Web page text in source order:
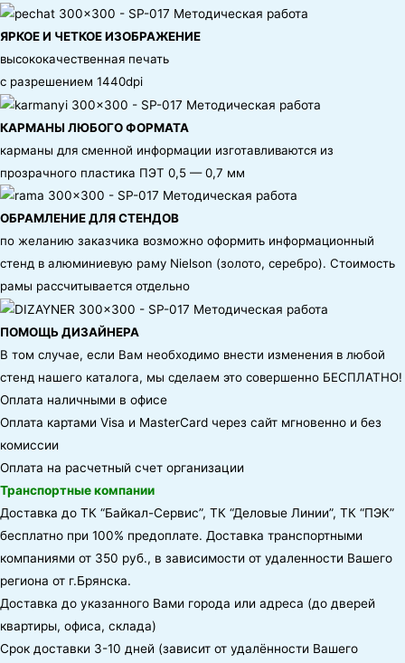
ЯРКОЕ И ЧЕТКОЕ ИЗОБРАЖЕНИЕ
высококачественная печать
с разрешением 1440dpi
КАРМАНЫ ЛЮБОГО ФОРМАТА
карманы для сменной информации изготавливаются из
прозрачного пластика ПЭТ 0,5 — 0,7 мм
ОБРАМЛЕНИЕ ДЛЯ СТЕНДОВ
по желанию заказчика возможно оформить информационный
стенд в алюминиевую раму Nielson (золото, серебро). Стоимость
рамы рассчитывается отдельно
ПОМОЩЬ ДИЗАЙНЕРА
В том случае, если Вам необходимо внести изменения в любой
стенд нашего каталога, мы сделаем это совершенно БЕСПЛАТНО!
Оплата наличными в офисе
Оплата картами Visa и MasterCard через сайт мгновенно и без
комиссии
Оплата на расчетный счет организации
Транспортные компании
Доставка до ТК “Байкал-Сервис”, ТК “Деловые Линии”, ТК “ПЭК”
бесплатно при 100% предоплате. Доставка транспортными
компаниями от 350 руб., в зависимости от удаленности Вашего
региона от г.Брянска.
Доставка до указанного Вами города или адреса (до дверей
квартиры, офиса, склада)
Срок доставки 3-10 дней (зависит от удалённости Вашего